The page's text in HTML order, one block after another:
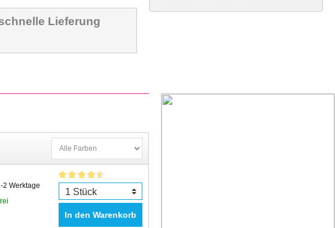
Lieferung
2 Werktage
In den Warenkorb